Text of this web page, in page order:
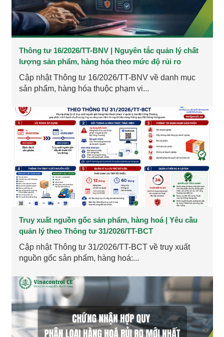
Thông tư 16/2026/TT-BNV | Nguyên tắc quản lý chất
lượng sản phẩm, hàng hóa theo mức độ rủi ro
Cập nhật Thông tư 16/2026/TT-BNV về danh mục
sản phẩm, hàng hóa thuộc phạm vi...
Truy xuất nguồn gốc sản phẩm, hàng hoá | Yêu cầu
quản lý theo Thông tư 31/2026/TT-BCT
Cập nhật Thông tư 31/2026/TT-BCT về truy xuất
nguồn gốc sản phẩm, hàng hoá:...